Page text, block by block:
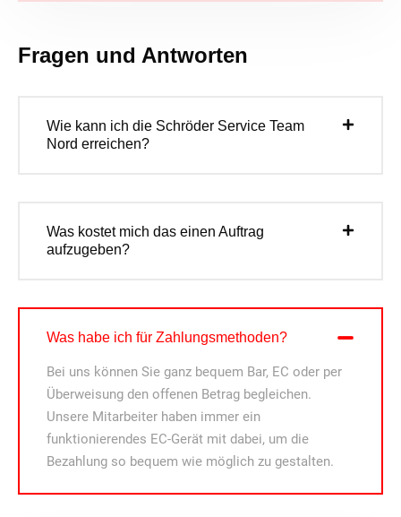
Fragen und Antworten
Wie kann ich die Schröder Service Team
Nord erreichen?
Was kostet mich das einen Auftrag
aufzugeben?
Was habe ich für Zahlungsmethoden?
Bei uns können Sie ganz bequem Bar, EC oder per
Überweisung den offenen Betrag begleichen.
Unsere Mitarbeiter haben immer ein
funktionierendes EC-Gerät mit dabei, um die
Bezahlung so bequem wie möglich zu gestalten.